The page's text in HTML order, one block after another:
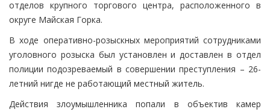
отделов крупного торгового центра, расположенного в
округе Майская Горка.
В ходе оперативно-розыскных мероприятий сотрудниками
уголовного розыска был установлен и доставлен в отдел
полиции подозреваемый в совершении преступления – 26-
летний нигде не работающий местный житель.
Действия злоумышленника попали в объектив камер